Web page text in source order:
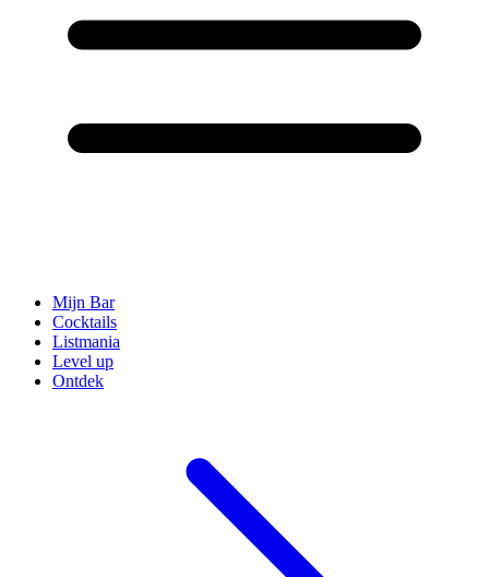
Mijn Bar
Cocktails
Listmania
Level up
Ontdek